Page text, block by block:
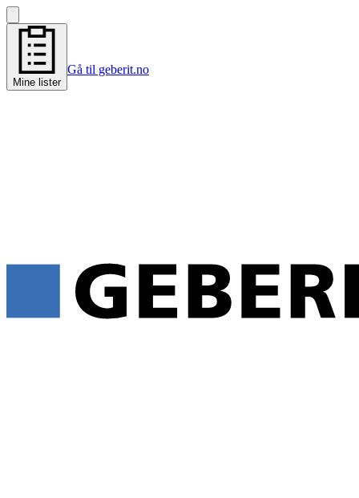
Mine lister
Gå til geberit.no